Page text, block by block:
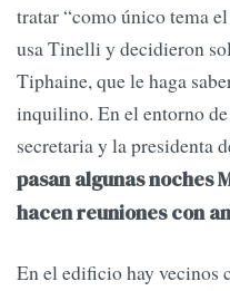
tratar “como único tema
usa Tinelli y decidieron
Tiphaine, que le haga
inquilino. En el entorno
secretaria y la presidenta
pasan algunas noches
hacen reuniones con
En el edificio hay vecinos